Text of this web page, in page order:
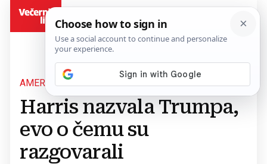
AMERIČKI IZBORI
Harris nazvala Trumpa,
evo o čemu su
razgovarali